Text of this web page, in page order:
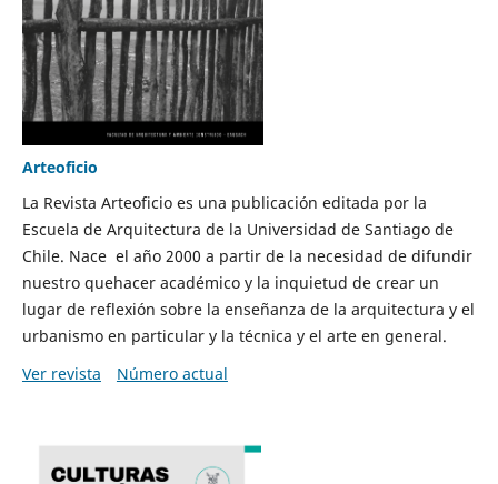
Arteoficio
La Revista Arteoficio es una publicación editada por la
Escuela de Arquitectura de la Universidad de Santiago de
Chile. Nace el año 2000 a partir de la necesidad de difundir
nuestro quehacer académico y la inquietud de crear un
lugar de reflexión sobre la enseñanza de la arquitectura y el
urbanismo en particular y la técnica y el arte en general.
Ver revista
Número actual